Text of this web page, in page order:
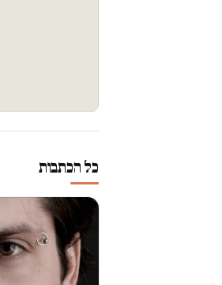
כל הכתבות